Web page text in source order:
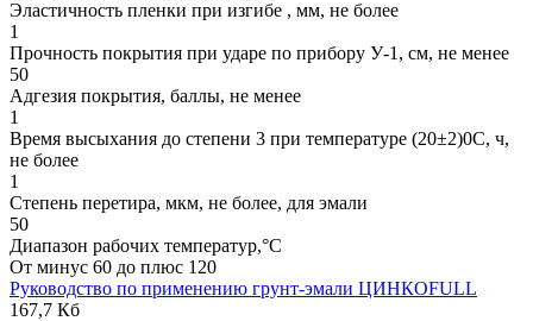
Эластичность пленки при изгибе , мм, не более
1
Прочность покрытия при ударе по прибору У-1, см, не менее
50
Адгезия покрытия, баллы, не менее
1
Время высыхания до степени 3 при температуре (20±2)0С, ч,
не более
1
Степень перетира, мкм, не более, для эмали
50
Диапазон рабочих температур,°С
От минус 60 до плюс 120
Руководство по применению грунт-эмали ЦИНКОFULL
167,7 Кб